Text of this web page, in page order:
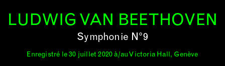
LUDWIG VAN BEETHOVEN
Symphonie N°9
Enregistré le 30 juillet 2020 à/au Victoria Hall, Genève